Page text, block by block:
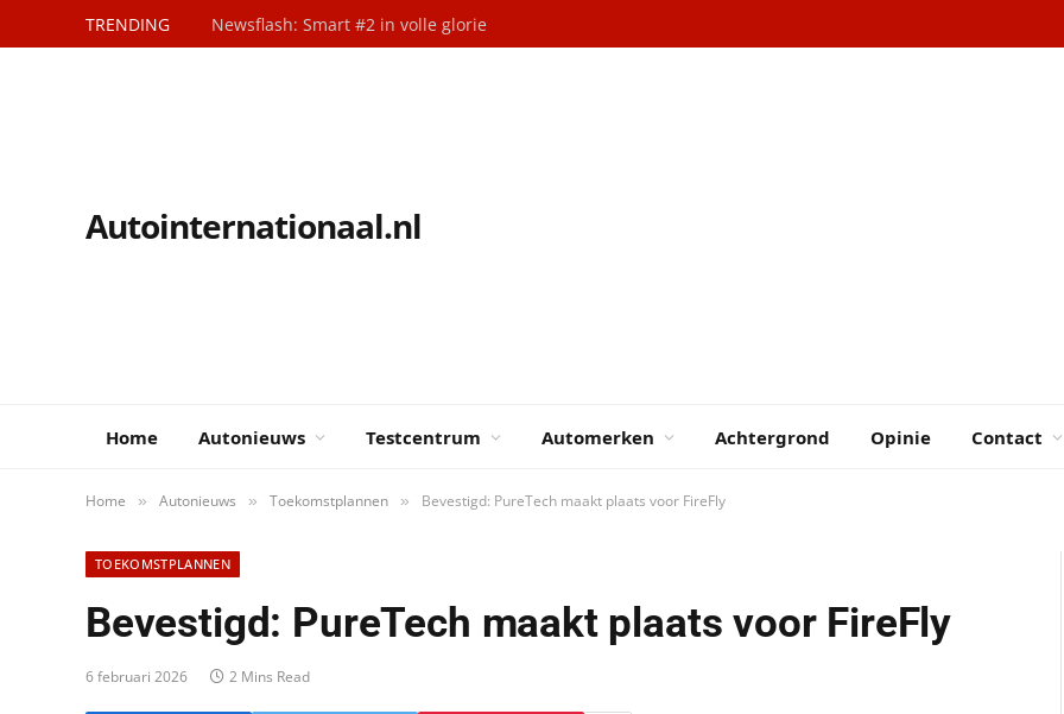
TRENDING Newsflash: Smart #2 in volle glorie
Autointernationaal.nl
Home Autonieuws Testcentrum Automerken Achtergrond Opinie Contact
Home » Autonieuws » Toekomstplannen » Bevestigd: PureTech maakt plaats voor FireFly
TOEKOMSTPLANNEN
Bevestigd: PureTech maakt plaats voor FireFly
6 februari 2026 2 Mins Read